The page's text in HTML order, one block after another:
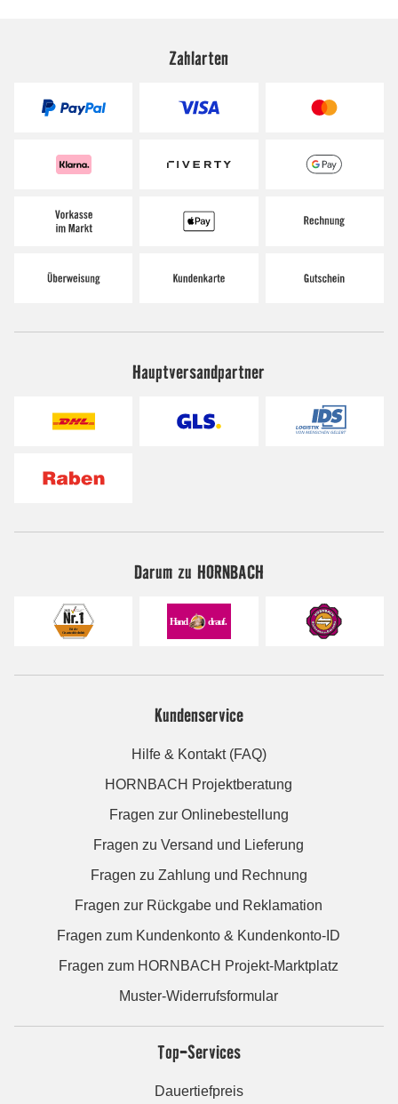
Zahlarten
Hauptversandpartner
Darum zu HORNBACH
Kundenservice
Hilfe & Kontakt (FAQ)
HORNBACH Projektberatung
Fragen zur Onlinebestellung
Fragen zu Versand und Lieferung
Fragen zu Zahlung und Rechnung
Fragen zur Rückgabe und Reklamation
Fragen zum Kundenkonto & Kundenkonto-ID
Fragen zum HORNBACH Projekt-Marktplatz
Muster-Widerrufsformular
Top-Services
Dauertiefpreis